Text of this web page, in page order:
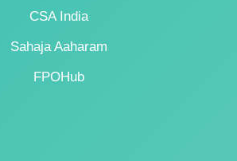
CSA India
Sahaja Aaharam
FPOHub